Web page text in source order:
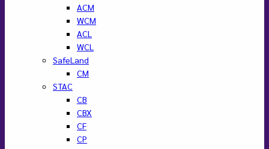
ACM
WCM
ACL
WCL
SafeLand
CM
STAC
CB
CBX
CF
CP